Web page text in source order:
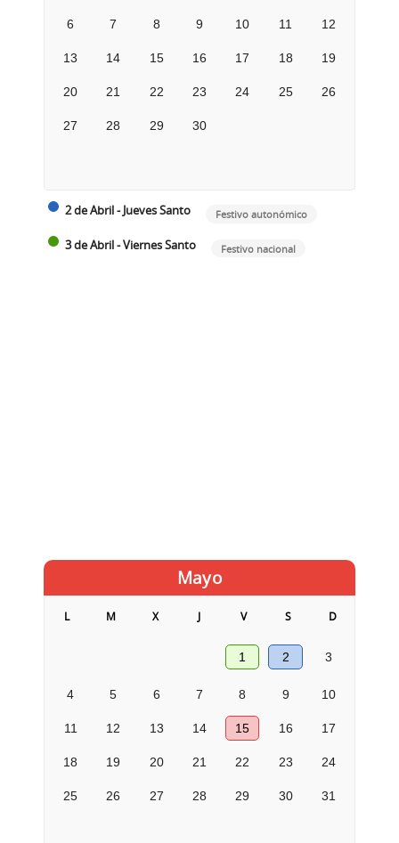
6 7 8 9 10 11 12
13 14 15 16 17 18 19
20 21 22 23 24 25 26
27 28 29 30
2 de Abril - Jueves Santo Festivo autonómico
3 de Abril - Viernes Santo Festivo nacional
Mayo
L M X J V S D
1 2 3
4 5 6 7 8 9 10
11 12 13 14 15 16 17
18 19 20 21 22 23 24
25 26 27 28 29 30 31